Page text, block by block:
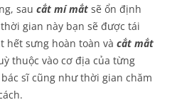
sau cắt mí mắt sẽ ổn định
gian này bạn sẽ được tái
hết sưng hoàn toàn và cắt mắt
thuộc vào cơ địa của từng
sĩ cũng như thời gian chăm